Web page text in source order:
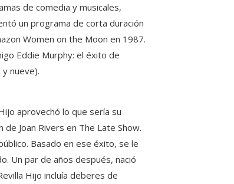
de comedia y musicales,
un programa de corta duración
Women on the Moon en 1987.
Eddie Murphy: el éxito de
nueve).
aprovechó lo que sería su
Joan Rivers en The Late Show.
Basado en ese éxito, se le
Un par de años después, nació
Hijo incluía deberes de